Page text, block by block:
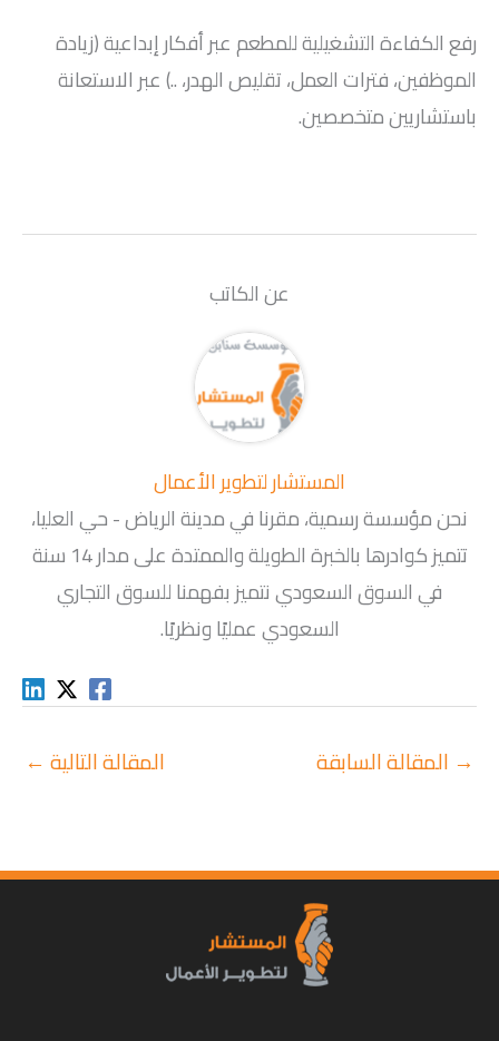
رفع الكفاءة التشغيلية للمطعم عبر أفكار إبداعية (زيادة
الموظفين، فترات العمل، تقليص الهدر، ..) عبر الاستعانة
باستشاريين متخصصين.
عن الكاتب
المستشار لتطوير الأعمال
نحن مؤسسة رسمية، مقرنا في مدينة الرياض - حي العليا،
تتميز كوادرها بالخبرة الطويلة والممتدة على مدار 14 سنة
في السوق السعودي نتميز بفهمنا للسوق التجاري
السعودي عمليًا ونظريًا.
→ المقالة السابقة المقالة التالية←